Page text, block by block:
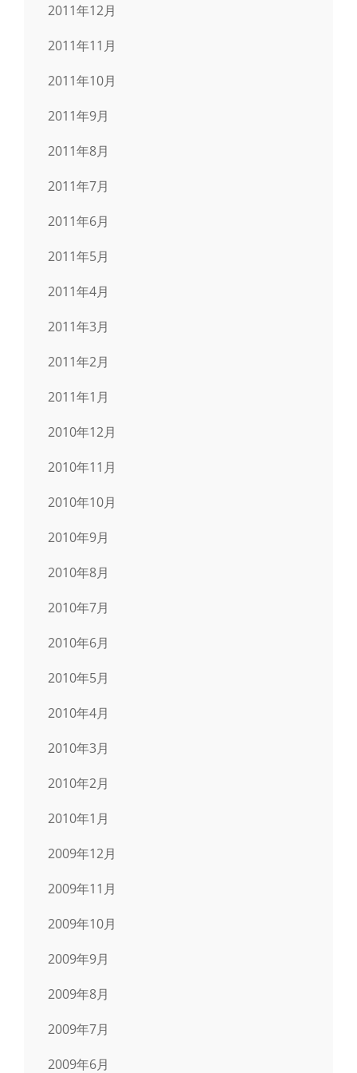
2011年12月
2011年11月
2011年10月
2011年9月
2011年8月
2011年7月
2011年6月
2011年5月
2011年4月
2011年3月
2011年2月
2011年1月
2010年12月
2010年11月
2010年10月
2010年9月
2010年8月
2010年7月
2010年6月
2010年5月
2010年4月
2010年3月
2010年2月
2010年1月
2009年12月
2009年11月
2009年10月
2009年9月
2009年8月
2009年7月
2009年6月